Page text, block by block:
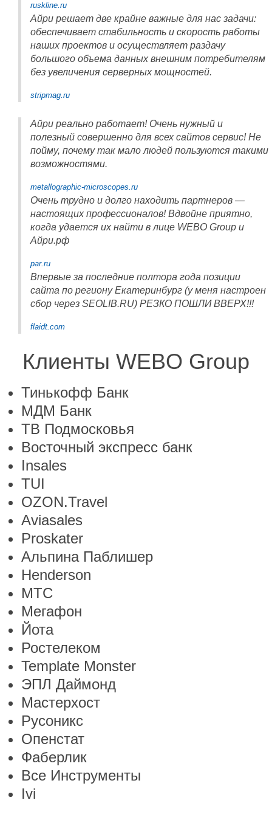
ruskline.ru
Айри решает две крайне важные для нас задачи:
обеспечивает стабильность и скорость работы
наших проектов и осуществляет раздачу
большого объема данных внешним потребителям
без увеличения серверных мощностей.
stripmag.ru
Айри реально работает! Очень нужный и
полезный совершенно для всех сайтов сервис! Не
пойму, почему так мало людей пользуются такими
возможностями.
metallographic-microscopes.ru
Очень трудно и долго находить партнеров —
настоящих профессионалов! Вдвойне приятно,
когда удается их найти в лице WEBO Group и
Айри.рф
par.ru
Впервые за последние полтора года позиции
сайта по региону Екатеринбург (у меня настроен
сбор через SEOLIB.RU) РЕЗКО ПОШЛИ ВВЕРХ!!!
flaidt.com
Клиенты WEBO Group
Тинькофф Банк
МДМ Банк
ТВ Подмосковья
Восточный экспресс банк
Insales
TUI
OZON.Travel
Aviasales
Proskater
Альпина Паблишер
Henderson
МТС
Мегафон
Йота
Ростелеком
Template Monster
ЭПЛ Даймонд
Мастерхост
Русоникс
Опенстат
Фаберлик
Все Инструменты
Ivi